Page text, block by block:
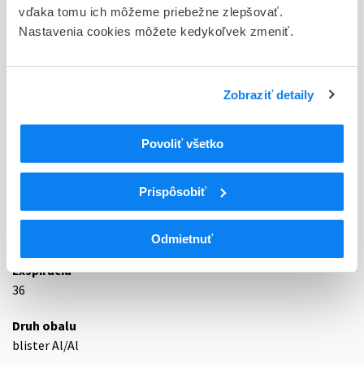
vďaka tomu ich môžeme priebežne zlepšovať.
Nastavenia cookies môžete kedykoľvek zmeniť.
Zobraziť detaily
Povoliť všetko
Prispôsobiť
Odmietnuť
58 - HYPOTENSIVA
C
KARDIOVASKULÁRNY SYSTÉM
ANGIOTENZÍNOVÝ SYSTÉM
C09C
BLOKÁTORY RECEPTOROV ANGIOTENZÍNU II
(ARBs), SAMOTNÉ
C09CA
Blokátory receptorov angiotenzínu II (ARBs),
samotné
Azilsartan medoxomil
Exspirácia
36
Druh obalu
blister Al/Al